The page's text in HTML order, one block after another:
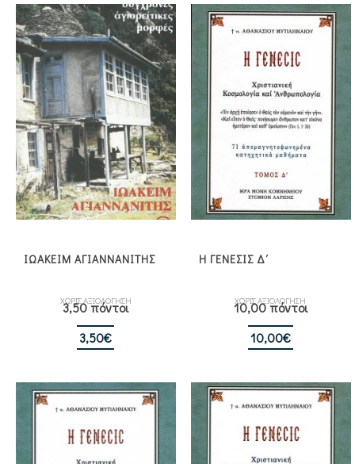
ΙΩΑΚΕΙΜ ΑΓΙΑΝΝΑΝΙΤΗΣ
ΧΩΡΙΣ ΑΞΙΟΛΟΓΗΣΗ
3,50 πόντοι
3,50€
Η ΓΕΝΕΣΙΣ Δ΄
ΧΩΡΙΣ ΑΞΙΟΛΟΓΗΣΗ
10,00 πόντοι
10,00€